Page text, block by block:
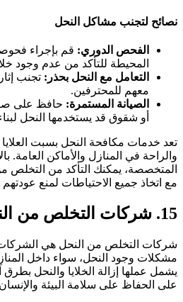
لتجنب مشاكل النحل
الفحص الدوري:قم بإجراء
المحيطة للتأكد من عدم وجود
التعامل مع النحل بحذر: تجنب
معهم للمحترفين.
الصيانة المستمرة:حافظ على
أو شقوق قد يستخدمها النحل لبناء
خدمات مكافحة النحل بسبت
في المنازل والأماكن العامة.
يمكنك التأكد من التخلص من
اتخاذ جميع الاحتياطات لمنع عودتهم
التخلص من النحل
التخلص من النحل هي الشركات
وجود النحل، سواء داخل
عملها إزالة الخلايا والنحل بطرق
الحفاظ على سلامة البيئة والإنسان.